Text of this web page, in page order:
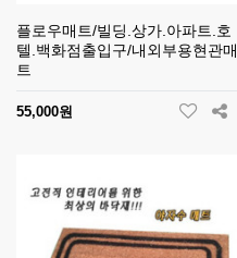
플로우매트/빌딩.상가.아파트.호
텔.백화점출입구/내외부용현관매
트
55,000원